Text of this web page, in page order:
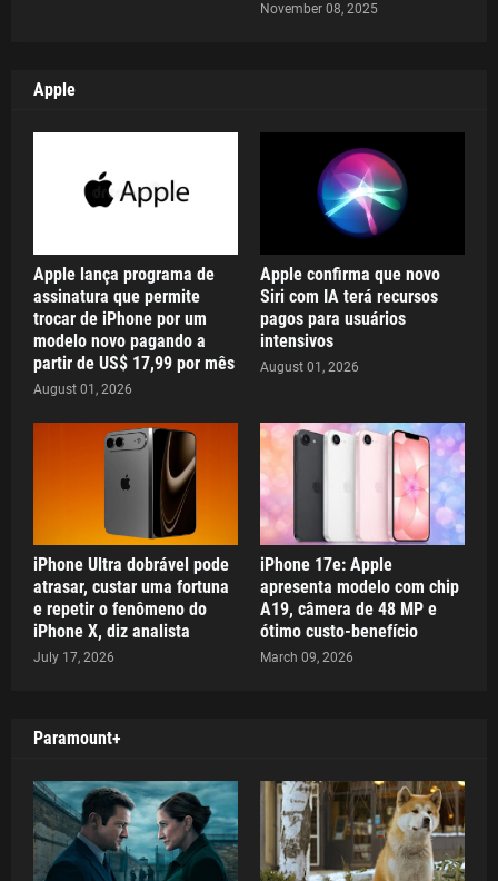
November 08, 2025
Apple
Apple lança programa de
assinatura que permite
trocar de iPhone por um
modelo novo pagando a
partir de US$ 17,99 por mês
August 01, 2026
Apple confirma que novo
Siri com IA terá recursos
pagos para usuários
intensivos
August 01, 2026
iPhone Ultra dobrável pode
atrasar, custar uma fortuna
e repetir o fenômeno do
iPhone X, diz analista
July 17, 2026
iPhone 17e: Apple
apresenta modelo com chip
A19, câmera de 48 MP e
ótimo custo-benefício
March 09, 2026
Paramount+